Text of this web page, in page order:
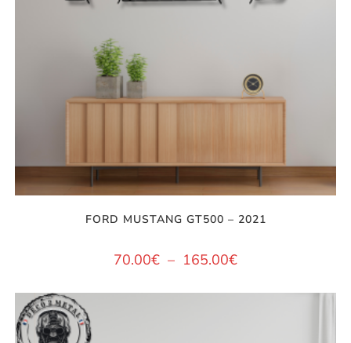
FORD MUSTANG GT500 – 2021
70.00€ – 165.00€